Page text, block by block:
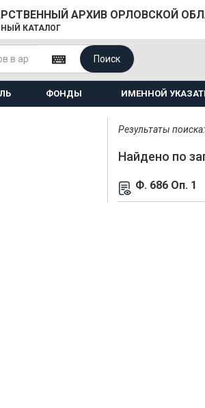
АРХИВ ОРЛОВСКОЙ
КАТАЛОГ
Поиск
ФОНДЫ ИМЕННОЙ
Результаты
Найдено по
Ф. 686 Оп. 1